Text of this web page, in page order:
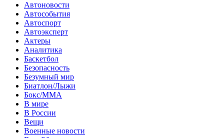
Автоновости
Автособытия
Автоспорт
Автоэксперт
Актеры
Аналитика
Баскетбол
Безопасность
Безумный мир
Биатлон/Лыжи
Бокс/MMA
В мире
В России
Вещи
Военные новости